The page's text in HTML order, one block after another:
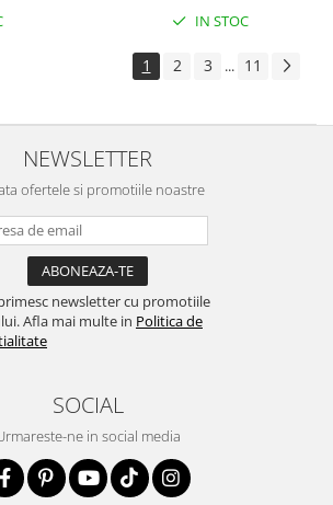
IN STOC
1 2 3 ... 11
NEWSLETTER
ofertele si promotiile noastre
newsletter cu promotiile
Afla mai multe in Politica de
SOCIAL
ne in social media